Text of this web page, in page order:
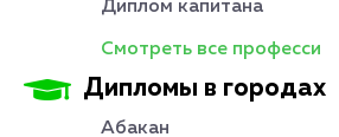
Диплом капитана
Смотреть все професси
Дипломы в городах
Абакан